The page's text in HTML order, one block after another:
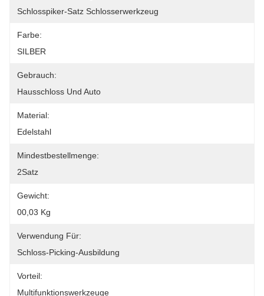
Schlosspiker-Satz Schlosserwerkzeug
Farbe:
SILBER
Gebrauch:
Hausschloss Und Auto
Material:
Edelstahl
Mindestbestellmenge:
2Satz
Gewicht:
00,03 Kg
Verwendung Für:
Schloss-Picking-Ausbildung
Vorteil:
Multifunktionswerkzeuge